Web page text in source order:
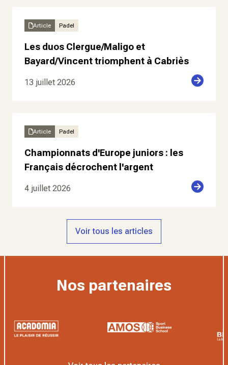
Article Padel
Les duos Clergue/Maligo et
Bayard/Vincent triomphent à Cabriès
13 juillet 2026
Article Padel
Championnats d'Europe juniors : les
Français décrochent l'argent
4 juillet 2026
Voir tous les articles
Nos partenaires